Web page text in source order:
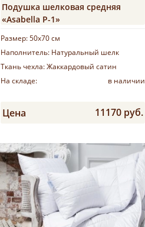
Подушка шелковая средняя
«Asabella Р-1»
Размер:50х70 см
Наполнитель: Натуральный шелк
Ткань чехла:Жаккардовый сатин
На складе:
в наличии
Цена 11170 руб.